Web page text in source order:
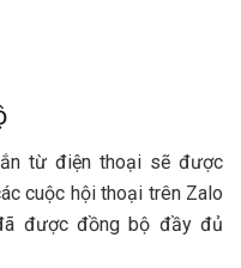
từ điện thoại sẽ được
cuộc hội thoại trên Zalo
được đồng bộ đầy đủ